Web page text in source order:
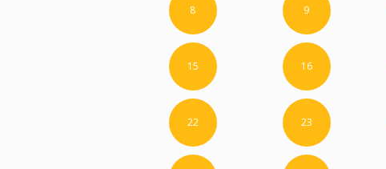
8 9
15 16
22 23